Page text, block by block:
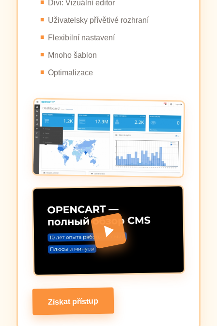
Divi: Vizuální editor
Uživatelsky přívětivé rozhraní
Flexibilní nastavení
Mnoho šablon
Optimalizace
Získat přístup